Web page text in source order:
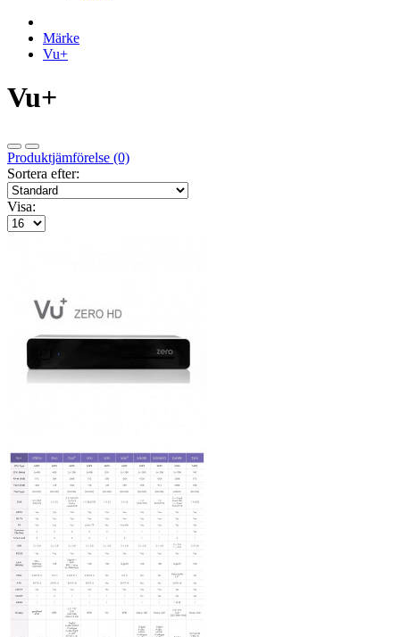
Märke
Vu+
Vu+
Produktjämförelse (0)
Sortera efter:
Visa: